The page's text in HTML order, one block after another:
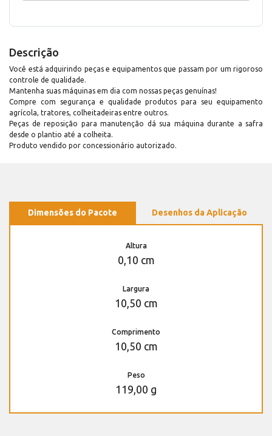
Descrição
Você está adquirindo peças e equipamentos que passam por um rigoroso
controle de qualidade.
Mantenha suas máquinas em dia com nossas peças genuínas!
Compre com segurança e qualidade produtos para seu equipamento
agrícola, tratores, colheitadeiras entre outros.
Peças de reposição para manutenção dá sua máquina durante a safra
desde o plantio até a colheita.
Produto vendido por concessionário autorizado.
Dimensões do Pacote Desenhos da Aplicação
Altura
0,10 cm
Largura
10,50 cm
Comprimento
10,50 cm
Peso
119,00 g